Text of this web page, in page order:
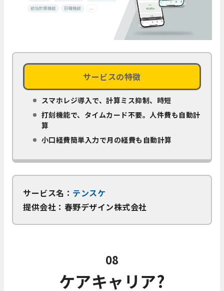
サービスの特徴
スマホレジ導入で、計算ミス抑制、時短
打刻機能で、タイムカード不要。人件費も自動計
算
小口経費簡単入力で月の経費も自動計算
サービス名： テンスケ
提供会社：春野デザイン株式会社
08
ケアキャリア?